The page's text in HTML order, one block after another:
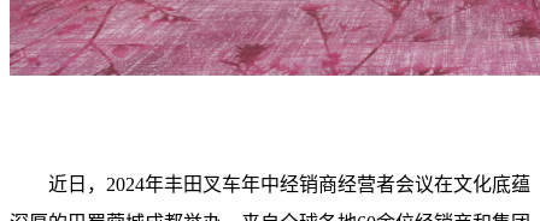
近日，2024年丰田叉车年中经销商经营者会议在文化底蕴